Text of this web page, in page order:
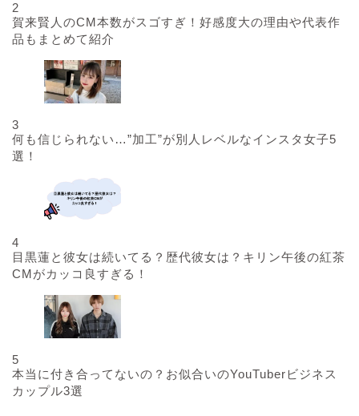
2
賀来賢人のCM本数がスゴすぎ！好感度大の理由や代表作
品もまとめて紹介
3
何も信じられない…”加工”が別人レベルなインスタ女子5
選！
4
目黒蓮と彼女は続いてる？歴代彼女は？キリン午後の紅茶
CMがカッコ良すぎる！
5
本当に付き合ってないの？お似合いのYouTuberビジネス
カップル3選